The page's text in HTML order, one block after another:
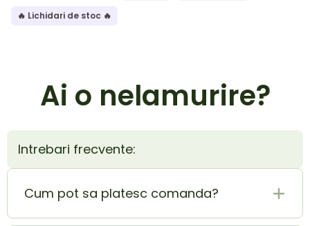
🔥 Lichidari de stoc 🔥
Ai o nelamurire?
Intrebari frecvente:
Cum pot sa platesc comanda?